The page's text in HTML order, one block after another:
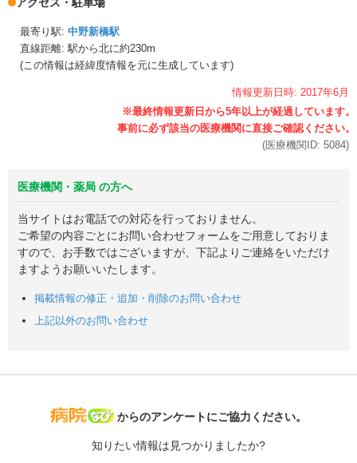
最寄り駅: 中野新橋駅
直線距離: 駅から北に約230m
(この情報は経緯度情報を元に生成しています)
情報更新日時: 2017年6月
(医療機関ID: 5084)
医療機関・薬局 の方へ
当サイトはお電話での対応を行っておりません。
ご希望の内容ごとにお問い合わせフォームをご用意しておりま
すので、お手数ではございますが、下記よりご連絡をいただけ
ますようお願いいたします。
掲載情報の修正・追加・削除のお問い合わせ
上記以外のお問い合わせ
病院なび
からのアンケートにご協力ください。
知りたい情報は見つかりましたか?